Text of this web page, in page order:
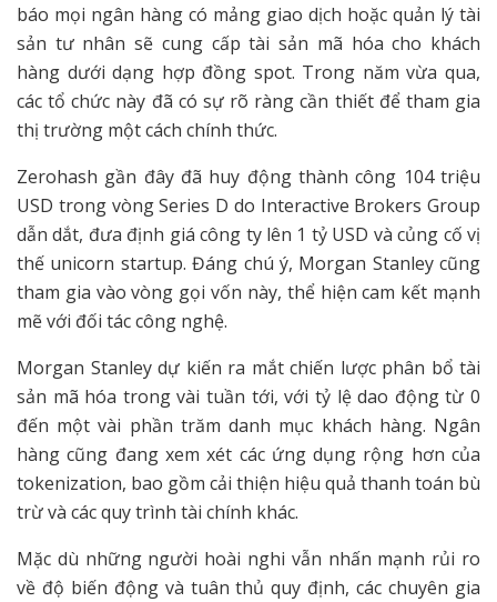
báo mọi ngân hàng có mảng giao dịch hoặc quản lý tài
sản tư nhân sẽ cung cấp tài sản mã hóa cho khách
hàng dưới dạng hợp đồng spot. Trong năm vừa qua,
các tổ chức này đã có sự rõ ràng cần thiết để tham gia
thị trường một cách chính thức.
Zerohash gần đây đã huy động thành công 104 triệu
USD trong vòng Series D do Interactive Brokers Group
dẫn dắt, đưa định giá công ty lên 1 tỷ USD và củng cố vị
thế unicorn startup. Đáng chú ý, Morgan Stanley cũng
tham gia vào vòng gọi vốn này, thể hiện cam kết mạnh
mẽ với đối tác công nghệ.
Morgan Stanley dự kiến ra mắt chiến lược phân bổ tài
sản mã hóa trong vài tuần tới, với tỷ lệ dao động từ 0
đến một vài phần trăm danh mục khách hàng. Ngân
hàng cũng đang xem xét các ứng dụng rộng hơn của
tokenization, bao gồm cải thiện hiệu quả thanh toán bù
trừ và các quy trình tài chính khác.
Mặc dù những người hoài nghi vẫn nhấn mạnh rủi ro
về độ biến động và tuân thủ quy định, các chuyên gia